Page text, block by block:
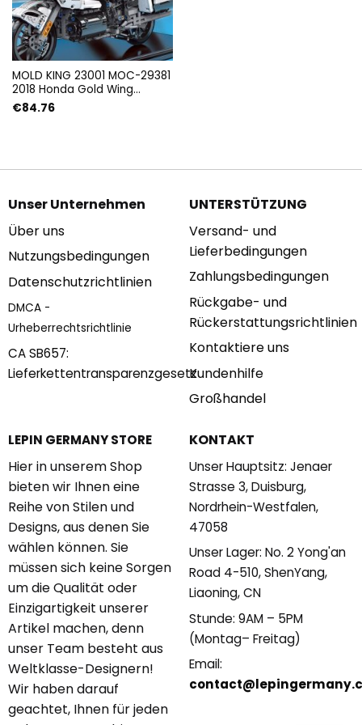
MOLD KING 23001 MOC-29381
2018 Honda Gold Wing
GL1800 (1:7) mit 1328 Teilen
€84.76
Unser Unternehmen
Über uns
Nutzungsbedingungen
Datenschutzrichtlinien
DMCA -
Urheberrechtsrichtlinie
CA SB657:
Lieferkettentransparenzgesetz
UNTERSTÜTZUNG
Versand- und
Lieferbedingungen
Zahlungsbedingungen
Rückgabe- und
Rückerstattungsrichtlinien
Kontaktiere uns
Kundenhilfe
Großhandel
LEPIN GERMANY STORE
Hier in unserem Shop
bieten wir Ihnen eine
Reihe von Stilen und
Designs, aus denen Sie
wählen können. Sie
müssen sich keine Sorgen
um die Qualität oder
Einzigartigkeit unserer
Artikel machen, denn
unser Team besteht aus
Weltklasse-Designern!
Wir haben darauf
geachtet, Ihnen für jeden
KONTAKT
Unser Hauptsitz: Jenaer
Strasse 3, Duisburg,
Nordrhein-Westfalen,
47058
Unser Lager: No. 2 Yong'an
Road 4-510, ShenYang,
Liaoning, CN
Stunde: 9AM – 5PM
(Montag– Freitag)
Email: